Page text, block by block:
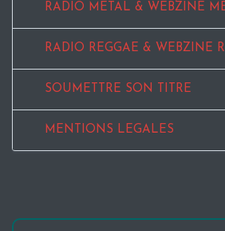
RADIO METAL & WEBZINE
RADIO REGGAE & WEBZINE
SOUMETTRE SON TITRE
MENTIONS LEGALES